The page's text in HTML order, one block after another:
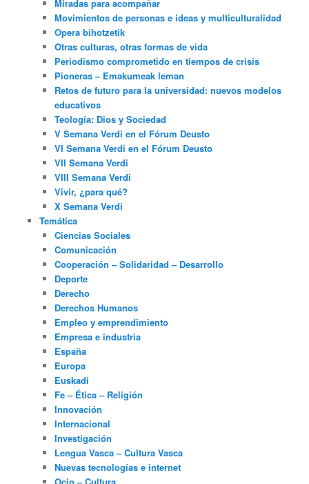
Miradas para acompañar
Movimientos de personas e ideas y multiculturalidad
Opera bihotzetik
Otras culturas, otras formas de vida
Periodismo comprometido en tiempos de crisis
Pioneras – Emakumeak leman
Retos de futuro para la universidad: nuevos modelos
educativos
Teología: Dios y Sociedad
V Semana Verdi en el Fórum Deusto
VI Semana Verdi en el Fórum Deusto
VII Semana Verdi
VIII Semana Verdi
Vivir, ¿para qué?
X Semana Verdi
Temática
Ciencias Sociales
Comunicación
Cooperación – Solidaridad – Desarrollo
Deporte
Derecho
Derechos Humanos
Empleo y emprendimiento
Empresa e industria
España
Europa
Euskadi
Fe – Ética – Religión
Innovación
Internacional
Investigación
Lengua Vasca – Cultura Vasca
Nuevas tecnologías e internet